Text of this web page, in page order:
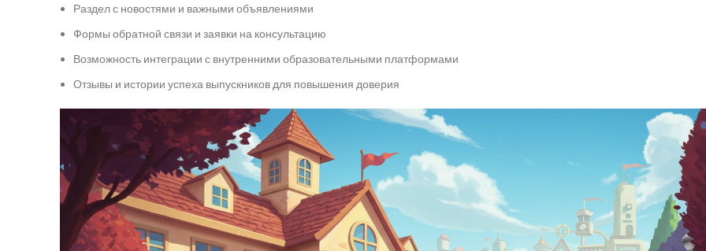
Раздел с новостями и важными объявлениями
Формы обратной связи и заявки на консультацию
Возможность интеграции с внутренними образовательными платформами
Отзывы и истории успеха выпускников для повышения доверия